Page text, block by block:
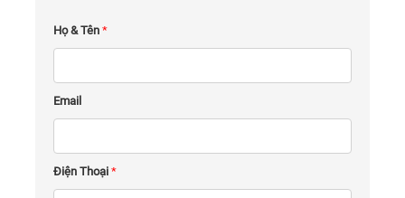
Họ & Tên *
Email
Điện Thoại *